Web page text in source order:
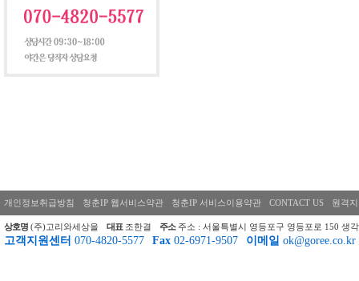
개인정보취급방침 청춘IP 웹서비스약관 청춘IP 서비스이용약관 CONTACT US 원격
상호명 (주)고리와세상을 대표 조한결 주소 주소 : 서울특별시 영등포구 영등포로 150 생
고객지원센터 070-4820-5577 Fax 02-6971-9507 이메일 ok@goree.co.kr